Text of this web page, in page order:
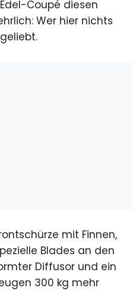
Coupé diesen
Wer hier nichts
mit Finnen,
Blades an den
Diffusor und ein
300 kg mehr